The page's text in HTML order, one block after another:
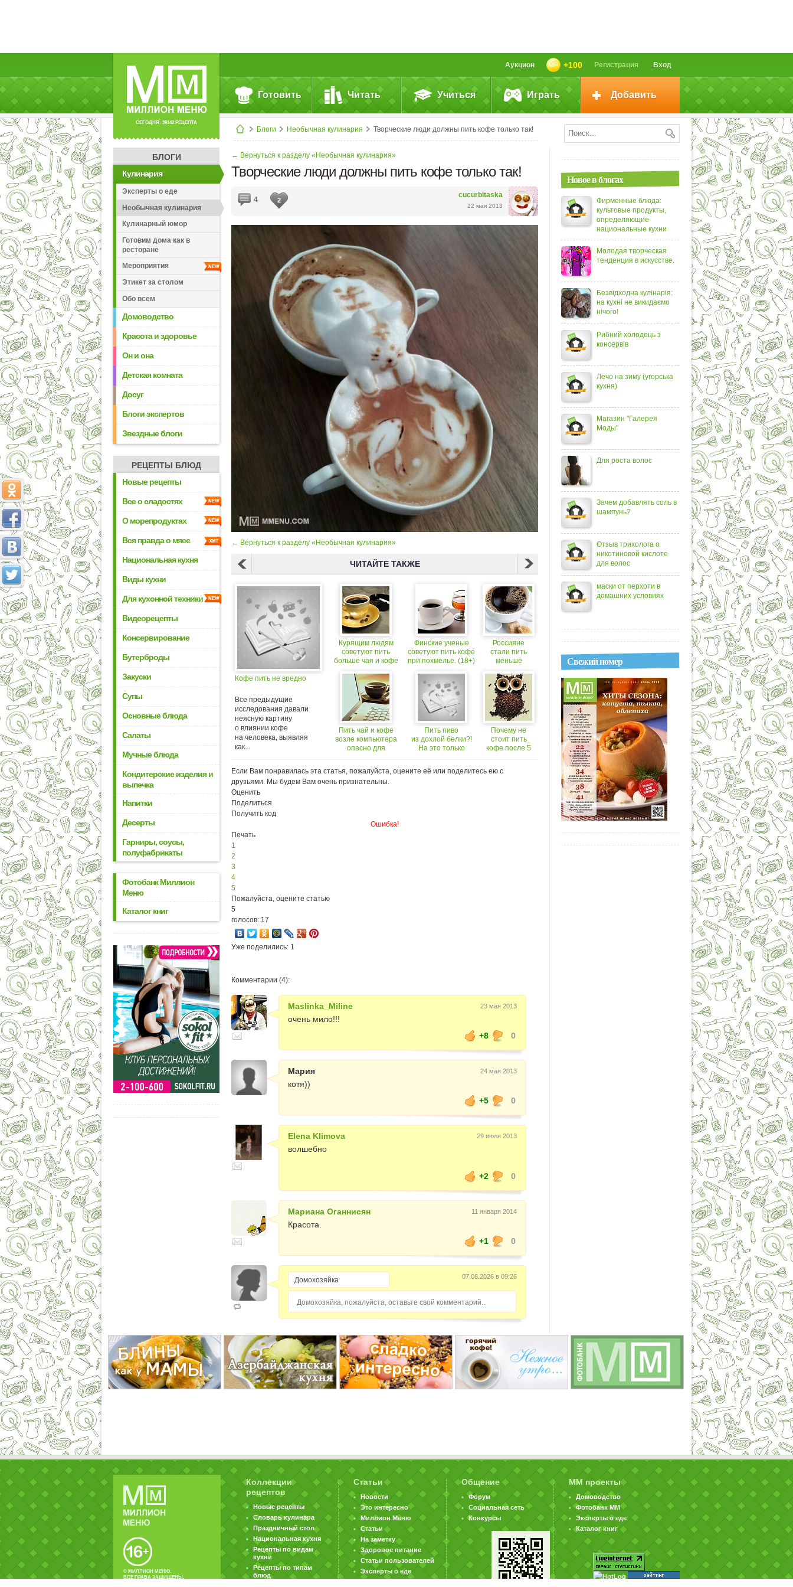
СЕГОДНЯ: 39142 РЕЦЕПТА
Вход
Регистрация
+100
Аукцион
Готовить Читать Учиться Играть Добавить
Блоги Необычная кулинария Творческие люди должны пить кофе только так!
БЛОГИ
Кулинария
Эксперты о еде
Необычная кулинария
Кулинарный юмор
Готовим дома как в
ресторане
Мероприятия
Этикет за столом
Обо всем
Домоводство
Красота и здоровье
Он и она
Детская комната
Досуг
Блоги экспертов
Звездные блоги
РЕЦЕПТЫ БЛЮД
Новые рецепты
Все о сладостях
О морепродуктах
Вся правда о мясе
Национальная кухня
Виды кухни
Для кухонной техники
Видеорецепты
Консервирование
Бутерброды
Закуски
Супы
Основные блюда
Салаты
Мучные блюда
Кондитерские изделия и
выпечка
Напитки
Десерты
Гарниры, соусы,
полуфабрикаты
Фотобанк Миллион
Меню
Каталог книг
← Вернуться к разделу «Необычная кулинария»
Творческие люди должны пить кофе только так!
cucurbitaska
22 мая 2013
4 2
← Вернуться к разделу «Необычная кулинария»
ЧИТАЙТЕ ТАКЖЕ
Кофе пить не вредно
Все предыдущие
исследования давали
неясную картину
о влиянии кофе
на человека, выявляя
как...
Курящим людям
советуют пить
больше чая и кофе
Пить чай и кофе
возле компьютера
опасно для
Финские ученые
советуют пить кофе
при похмелье. (18+)
Пить пиво
из дохлой белки?!
На это только
Россияне
стали пить
меньше
больше кофе
Почему не
стоит пить
кофе после 5
Если Вам понравилась эта статья, пожалуйста, оцените её или поделитесь ею с
друзьями. Мы будем Вам очень признательны.
Оценить
Поделиться
Получить код
Ошибка!
Печать
1
2
3
4
5
Пожалуйста, оцените статью
5
голосов: 17
Уже поделились: 1
Комментарии (4):
Maslinka_Miline 23 мая 2013
очень мило!!!
+8
0
Мария 24 мая 2013
котя))
+5
0
Elena Klimova 29 июля 2013
волшебно
+2 0
Мариана Оганнисян 11 января 2014
Красота.
+1
0
07.08.2026 в 09:26
Домохозяйка, пожалуйста, оставьте свой комментарий...
Новое в блогах
Фирменные блюда:
культовые продукты,
определяющие
национальные кухни
Молодая творческая
тенденция в искусстве.
Безвідходна кулінарія:
на кухні не викидаємо
нічого!
Рибний холодець з
консервів
Лечо на зиму (угорська
кухня)
Магазин "Галерея
Моды"
Для роста волос
Зачем добавлять соль в
шампунь?
Отзыв трихолога о
никотиновой кислоте
для волос
маски от перхоти в
домашних условиях
Свежий номер
© МИЛЛИОН МЕНЮ.
ВСЕ ПРАВА ЗАЩИЩЕНЫ.
Коллекции
рецептов
Новые рецепты
Словарь кулинара
Праздничный стол
Национальная кухня
Рецепты по видам
кухни
Рецепты по типам
блюд
Статьи
Новости
Это интересно
Миллион Меню
Статьи
На заметку
Здоровое питание
Статьи пользователей
Эксперты о еде
Общение
Форум
Социальная сеть
Конкурсы
ММ проекты
Домоводство
Фотобанк ММ
Эксперты о еде
Каталог книг